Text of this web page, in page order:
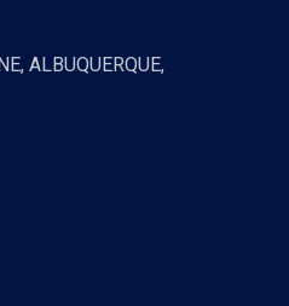
ALBUQUERQUE,